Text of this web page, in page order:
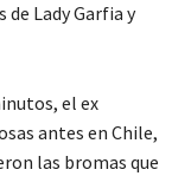
Lady Garfia y
el ex
antes en Chile,
las bromas que